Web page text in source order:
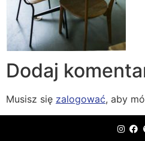
Dodaj
Musisz się zalogować, aby